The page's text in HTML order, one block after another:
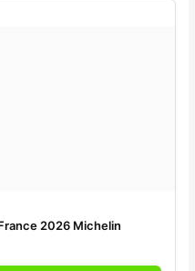
Carte régionale n° 514 - Ile-de-France 2026 Michelin